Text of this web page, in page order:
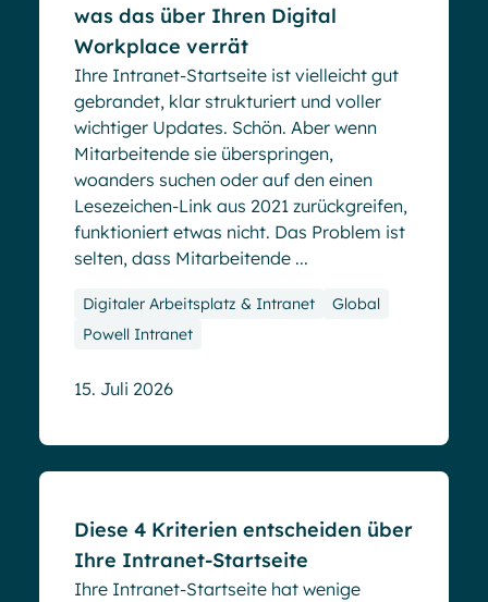
was das über Ihren Digital
Workplace verrät
Ihre Intranet-Startseite ist vielleicht gut
gebrandet, klar strukturiert und voller
wichtiger Updates. Schön. Aber wenn
Mitarbeitende sie überspringen,
woanders suchen oder auf den einen
Lesezeichen-Link aus 2021 zurückgreifen,
funktioniert etwas nicht. Das Problem ist
selten, dass Mitarbeitende ...
Digitaler Arbeitsplatz & Intranet
Global
Powell Intranet
15. Juli 2026
Diese 4 Kriterien entscheiden über
Ihre Intranet-Startseite
Ihre Intranet-Startseite hat wenige